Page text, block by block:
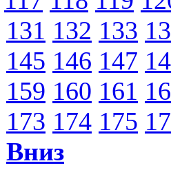
131 132 133
145 146 147
159 160 161
173 174 175
Вниз